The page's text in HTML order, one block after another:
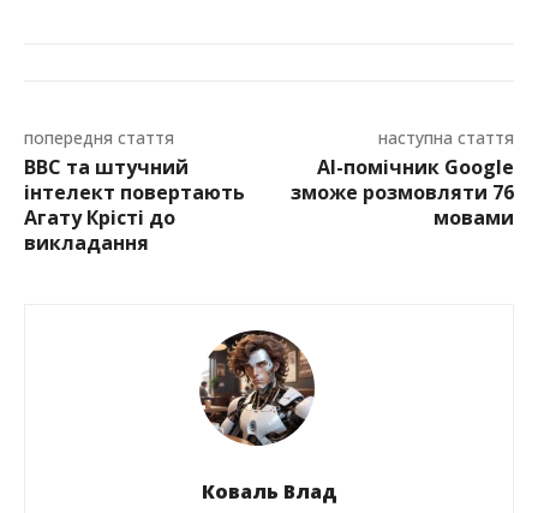
попередня стаття
BBC та штучний
інтелект повертають
Агату Крісті до
викладання
наступна стаття
AI-помічник Google
зможе розмовляти 76
мовами
Коваль Влад